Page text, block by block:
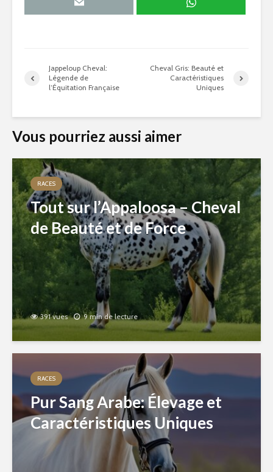
Jappeloup Cheval:
Légende de
l’Équitation Française
Cheval Gris: Beauté et
Caractéristiques
Uniques
Vous pourriez aussi aimer
RACES
Tout sur l’Appaloosa – Cheval
de Beauté et de Force
391 vues 9 min de lecture
RACES
Pur Sang Arabe: Élevage et
Caractéristiques Uniques